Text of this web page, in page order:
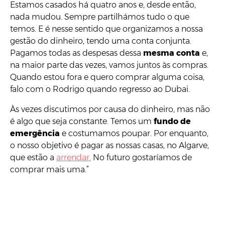
Estamos casados há quatro anos e, desde então,
nada mudou. Sempre partilhámos tudo o que
temos. E é nesse sentido que organizamos a nossa
gestão do dinheiro, tendo uma conta conjunta.
Pagamos todas as despesas dessa mesma conta e,
na maior parte das vezes, vamos juntos às compras.
Quando estou fora e quero comprar alguma coisa,
falo com o Rodrigo quando regresso ao Dubai.
Às vezes discutimos por causa do dinheiro, mas não
é algo que seja constante. Temos um fundo de
emergência e costumamos poupar. Por enquanto,
o nosso objetivo é pagar as nossas casas, no Algarve,
que estão a arrendar. No futuro gostaríamos de
comprar mais uma.”